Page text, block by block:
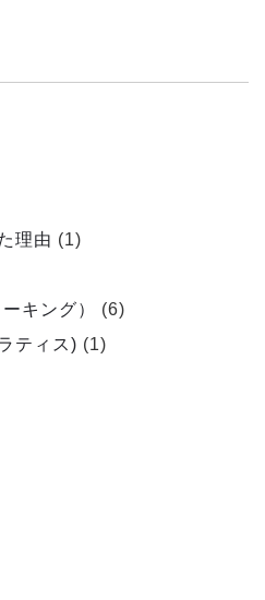
理由 (1)
キング）
(6)
ティス) (1)